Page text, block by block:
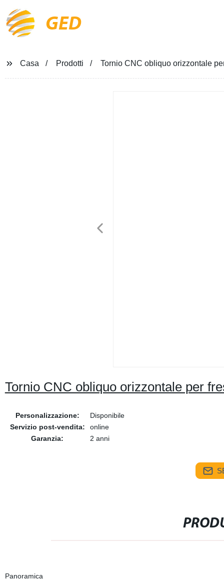
GED
Casa Prodotti Tornio CNC obliquo orizzontale
Tornio CNC obliquo orizzontale per
Personalizzazione:
Disponibile
Servizio post-vendita:
online
Garanzia:
2 anni
Panoramica